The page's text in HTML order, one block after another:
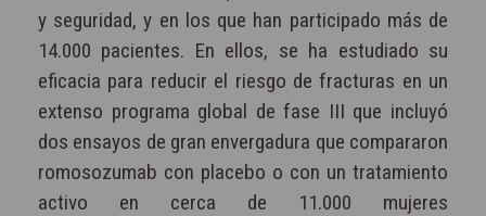
y seguridad, y en los que han participado más de
14.000 pacientes. En ellos, se ha estudiado su
eficacia para reducir el riesgo de fracturas en un
extenso programa global de fase III que incluyó
dos ensayos de gran envergadura que compararon
romosozumab con placebo o con un tratamiento
activo en cerca de 11.000 mujeres